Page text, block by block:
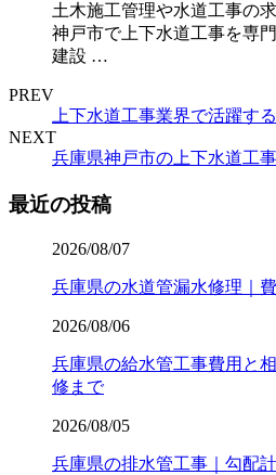
土木施工管理や水道工事の
神戸市で上下水道工事を専
建設 …
PREV
上下水道工事業界で活躍す
NEXT
兵庫県神戸市の上下水道工
最近の投稿
2026/08/07
兵庫県の水道管漏水修理｜
2026/08/06
兵庫県の給水管工事費用と
修まで
2026/08/05
兵庫県の排水管工事｜勾配